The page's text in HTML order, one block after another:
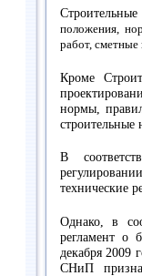
положения,
работ, сметные
Кроме
нормы,
В
технические
Однако, в
регламент о
декабря 2009
СНиП